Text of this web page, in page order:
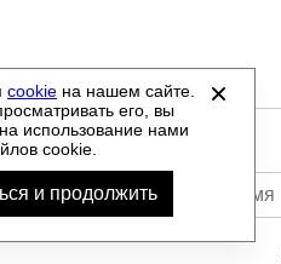
- все права защищены.
cookie на нашем сайте.
его, вы
использование нами
cookie.
и продолжить Ваше имя